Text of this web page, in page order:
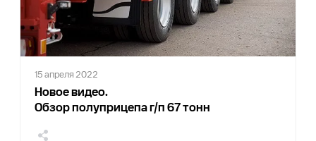
15 апреля 2022
Новое видео.
Обзор полуприцепа г/п 67 тонн